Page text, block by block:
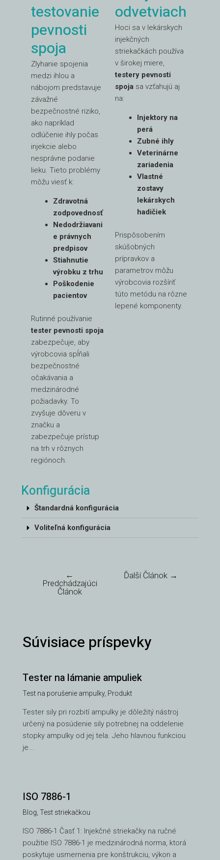
testovanie
pevnosti
spoja
Zlyhanie spojenia
medzi ihlou a
nábojom predstavuje
závažné
bezpečnostné riziko,
ako napríklad
odlúčenie ihly počas
injekcie alebo
nesprávne podanie
lieku. Tieto problémy
môžu viesť k:
Zdravotná
zodpovednosť
Nedodržiavani
e právnych
predpisov
Stiahnutie
výrobku z trhu
Poškodenie
pacientov
Rutinné používanie
tester pevnosti spoja
zabezpečuje, aby
výrobcovia spĺňali
bezpečnostné
očakávania a
medzinárodné
požiadavky. To
zvyšuje dôveru v
značku a
zabezpečuje prístup
na trh v rôznych
regiónoch.
odvetviach
Hoci sa v lekárskych
injekčných
striekačkách používa
v širokej miere,
testery pevnosti
spoja sa vzťahujú aj
na:
Injektory na
perá
Zubné ihly
Veterinárne
zariadenia
Vlastné
zostavy
lekárskych
hadičiek
Prispôsobením
skúšobných
prípravkov a
parametrov môžu
výrobcovia rozšíriť
túto metódu na rôzne
lepené komponenty.
Konfigurácia
Štandardná konfigurácia
Voliteľná konfigurácia
←
Predchádzajúci
Článok
Ďalší Článok →
Súvisiace príspevky
Tester na lámanie ampuliek
Test na porušenie ampulky, Produkt
Tester sily pri rozbití ampulky je dôležitý nástroj
určený na posúdenie sily potrebnej na oddelenie
stopky ampulky od jej tela. Jeho hlavnou funkciou
je...
ISO 7886-1
Blog Test striekačkou
ISO 7886-1 Časť 1: Injekčné striekačky na ručné
použitie ISO 7886-1 je medzinárodná norma, ktorá
poskytuje usmernenia pre konštrukciu, výkon a
TH